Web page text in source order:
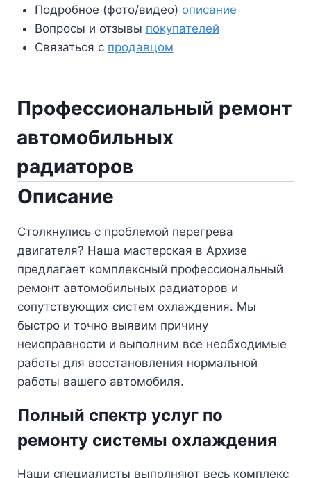
Подробное (фото/видео) описание
Вопросы и отзывы покупателей
Связаться с продавцом
Профессиональный ремонт
автомобильных
радиаторов
Описание
Столкнулись с проблемой перегрева
двигателя? Наша мастерская в Архизе
предлагает комплексный профессиональный
ремонт автомобильных радиаторов и
сопутствующих систем охлаждения. Мы
быстро и точно выявим причину
неисправности и выполним все необходимые
работы для восстановления нормальной
работы вашего автомобиля.
Полный спектр услуг по
ремонту системы охлаждения
Наши специалисты выполняют весь комплекс